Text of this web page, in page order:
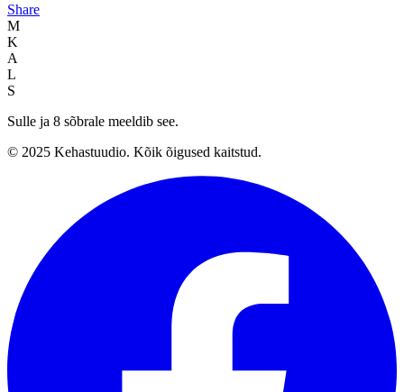
Share
M
K
A
L
S
Sulle ja 8 sõbrale meeldib see.
© 2025 Kehastuudio. Kõik õigused kaitstud.